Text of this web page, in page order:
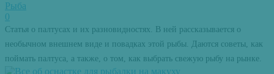
Рыба
0
Статья о палтусах и их разновидностях. В ней рассказывается о
необычном внешнем виде и повадках этой рыбы. Даются советы, как
поймать палтуса, а также, о том, как выбрать свежую рыбу на рынке.